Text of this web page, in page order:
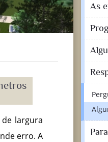
largura
erro. A
As